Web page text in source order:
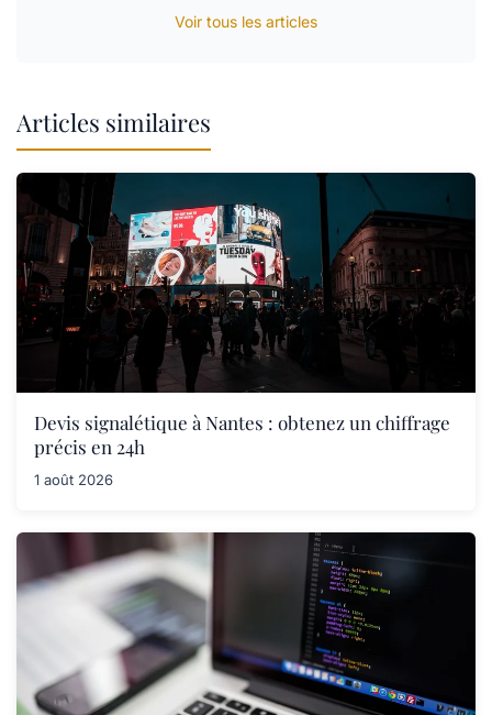
Voir tous les articles
Articles similaires
Devis signalétique à Nantes : obtenez un chiffrage
précis en 24h
1 août 2026